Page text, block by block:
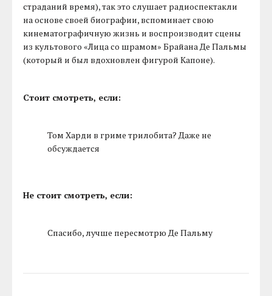
страданий время), так это слушает радиоспектакли
на основе своей биографии, вспоминает свою
кинематографичную жизнь и воспроизводит сцены
из культового «Лица со шрамом» Брайана Де Пальмы
(который и был вдохновлен фигурой Капоне).
Стоит смотреть, если:
Том Харди в гриме трилобита? Даже не
обсуждается
Не стоит смотреть, если:
Спасибо, лучше пересмотрю Де Пальму